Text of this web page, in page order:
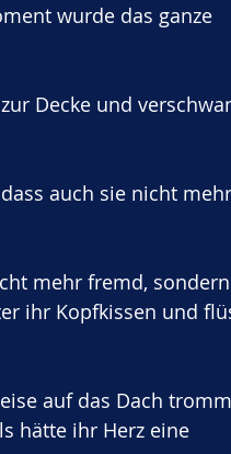
wurde das ganze
Decke und
auch sie nicht mehr
mehr fremd,
ihr Kopfkissen und
auf das Dach
hätte ihr Herz eine